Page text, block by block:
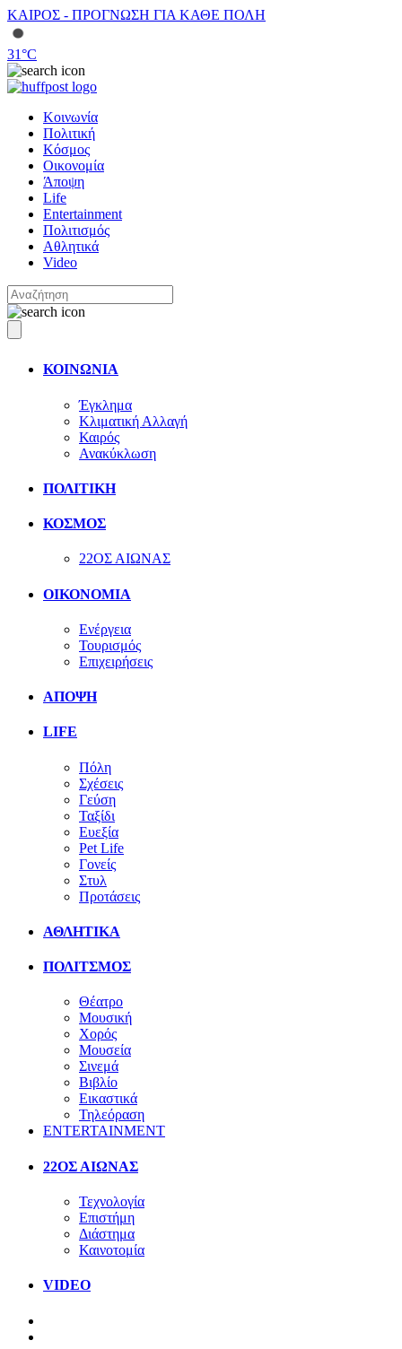
ΚΑΙΡΟΣ - ΠΡΟΓΝΩΣΗ ΓΙΑ ΚΑΘΕ ΠΟΛΗ
31°C
Κοινωνία
Πολιτική
Κόσμος
Οικονομία
Άποψη
Life
Entertainment
Πολιτισμός
Αθλητικά
Video
ΚΟΙΝΩΝΙΑ
Έγκλημα
Κλιματική Αλλαγή
Καιρός
Ανακύκλωση
ΠΟΛΙΤΙΚΗ
ΚΟΣΜΟΣ
22ΟΣ ΑΙΩΝΑΣ
ΟΙΚΟΝΟΜΙΑ
Ενέργεια
Τουρισμός
Επιχειρήσεις
ΑΠΟΨΗ
LIFE
Πόλη
Σχέσεις
Γεύση
Ταξίδι
Ευεξία
Pet Life
Γονείς
Στυλ
Προτάσεις
ΑΘΛΗΤΙΚΑ
ΠΟΛΙΤΣΜΟΣ
Θέατρο
Μουσική
Χορός
Μουσεία
Σινεμά
Βιβλίο
Εικαστικά
Τηλεόραση
ENTERTAINMENT
22ΟΣ ΑΙΩΝΑΣ
Τεχνολογία
Επιστήμη
Διάστημα
Καινοτομία
VIDEO